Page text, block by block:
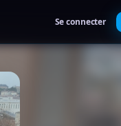
Se connecter